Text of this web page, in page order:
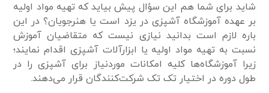
شاید برای شما هم این سؤال پیش بیاید که تهیه مواد اولیه
بر عهده آموزشگاه آشپزی در یزد است یا هنرجویان؟ در این
باره لازم است بدانید نیازی نیست که متقاضیان آموزش
نسبت به تهیه مواد اولیه یا ابزارآلات آشپزی اقدام نمایند؛
زیرا آموزشگاه‌ها کلیه امکانات موردنیاز برای آشپزی را در
طول دوره در اختیار تک تک شرکت‌کنندگان قرار می‌دهند.